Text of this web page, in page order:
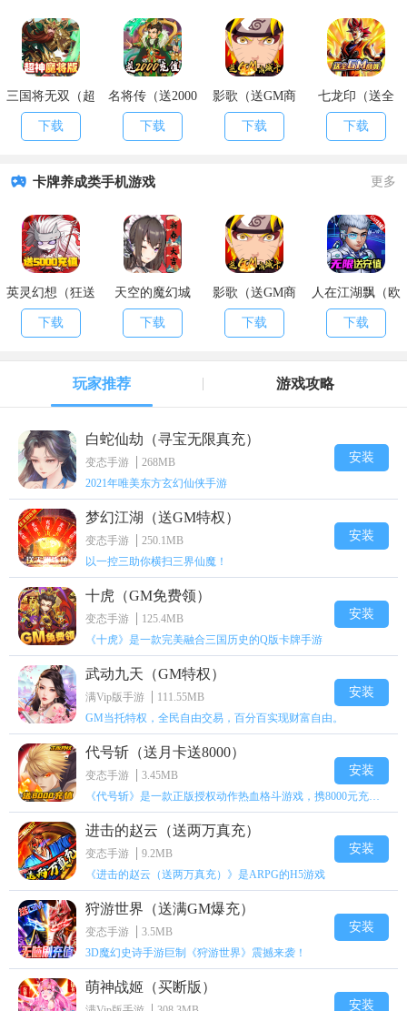
三国将无双（超
神魔将版）
下载
名将传（送2000
充值）
下载
影歌（送GM商
城卡）
下载
七龙印（送全
GM商城）
下载
卡牌养成类手机游戏 更多
英灵幻想（狂送
5000充）
下载
天空的魔幻城
（送无限充值）
下载
影歌（送GM商
城卡）
下载
人在江湖飘（欧
皇抽千充）
下载
玩家推荐 游戏攻略
白蛇仙劫（寻宝无限真充）
变态手游
268MB
2021年唯美东方玄幻仙侠手游
安装
梦幻江湖（送GM特权）
变态手游
250.1MB
以一控三助你横扫三界仙魔！
安装
十虎（GM免费领）
变态手游
125.4MB
《十虎》是一款完美融合三国历史的Q版卡牌手游
安装
武动九天（GM特权）
满Vip版手游
111.55MB
GM当托特权，全民自由交易，百分百实现财富自由。
安装
代号斩（送月卡送8000）
变态手游
3.45MB
安装
进击的赵云（送两万真充）
变态手游
9.2MB
《进击的赵云（送两万真充）》是ARPG的H5游戏
安装
狩游世界（送满GM爆充）
变态手游
3.5MB
3D魔幻史诗手游巨制《狩游世界》震撼来袭！
安装
萌神战姬（买断版）
安装